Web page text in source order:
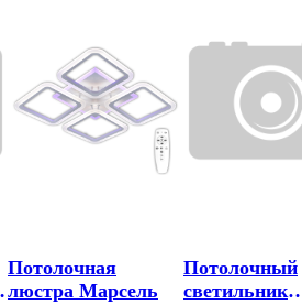
Потолочная
люстра Марсель
Потолочный
светильник